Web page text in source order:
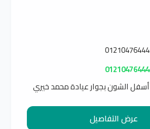
01210476444
01210476444
أسفل الشون بجوار عيادة محمد خيري
عرض التفاصيل